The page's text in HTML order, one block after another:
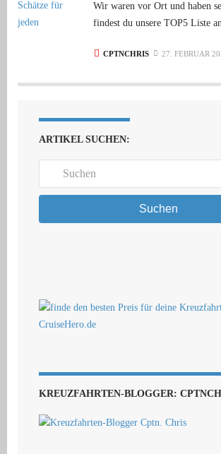
Wir waren vor Ort und haben
findest du unsere TOP5 Liste
CPTNCHRIS 27. FEBRUAR
ARTIKEL SUCHEN:
Suchen
KREUZFAHRTEN-BLOGGER: